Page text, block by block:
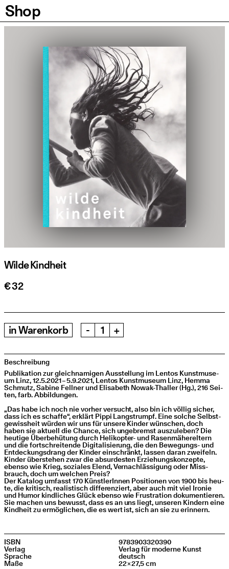
Shop
Seiten
Bilder
Wilde Kindheit
€ 32
inWarenkorb - +
Beschreibung
Publi­ka­ti­on zur gleich­na­mi­gen Aus­stel­lung im Lentos Kunst­mu­se­
um Linz, 12.5.2021 – 5.9.2021, Lentos Kunst­mu­se­um Linz, Hem­ma
Schmutz, Sabi­ne Fell­ner und Eli­sa­beth Nowak-Thal­ler (Hg.), 216 Sei­
ten, farb. Abbildungen.
„Das habe ich noch nie vor­her ver­sucht, also bin ich völ­lig sicher,
dass ich es schaf­fe“, erklärt Pip­pi Lang­strumpf. Eine sol­che Selbst­
ge­wiss­heit wür­den wir uns für unse­re Kin­der wün­schen, doch
haben sie aktu­ell die Chan­ce, sich unge­bremst aus­zu­le­ben? Die
heu­ti­ge Über­be­hü­tung durch Heli­ko­pter- und Rasen­mä­her­el­tern
und die fort­schrei­ten­de Digi­ta­li­sie­rung, die den Bewe­gungs- und
Ent­de­ckungs­drang der Kin­der ein­schränkt, las­sen dar­an zwei­feln.
Kin­der über­ste­hen zwar die absur­des­ten Erzie­hungs­kon­zep­te,
eben­so wie Krieg, sozia­les Elend, Ver­nach­läs­si­gung oder Miss­
brauch, doch um wel­chen Preis?
Der Kata­log umfasst 170 Künst­le­rIn­nen Posi­tio­nen von 1900 bis heu­
te, die kri­tisch, rea­lis­tisch dif­fe­ren­ziert, aber auch mit viel Iro­nie
und Humor kind­li­ches Glück eben­so wie Frus­tra­ti­on doku­men­tie­ren.
Sie machen uns bewusst, dass es an uns liegt, unse­ren Kin­dern eine
Kind­heit zu ermög­li­chen, die es wert ist, sich an sie zu erinnern.
ISBN 9783903320390
Ver­lag Ver­lag für moder­ne Kunst
Spra­che deutsch
Maße 22×27,5 cm